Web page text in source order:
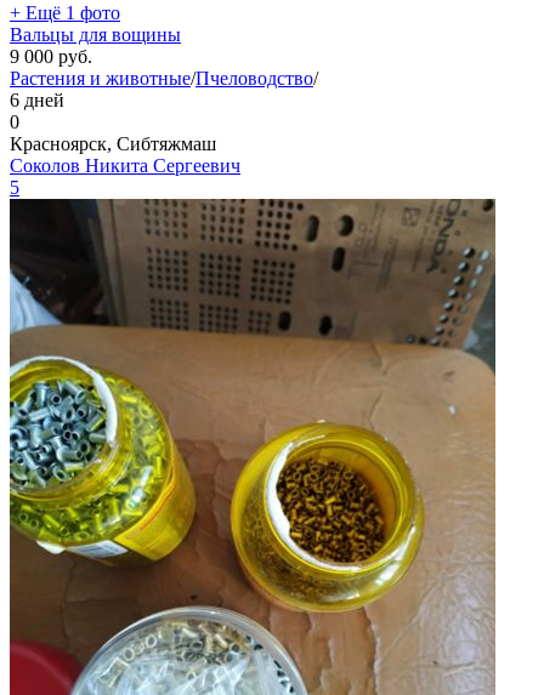
+ Ещё 1 фото
Вальцы для вощины
9 000 руб.
Растения и животные/Пчеловодство/
6 дней
0
Красноярск, Сибтяжмаш
Соколов Никита Сергеевич
5